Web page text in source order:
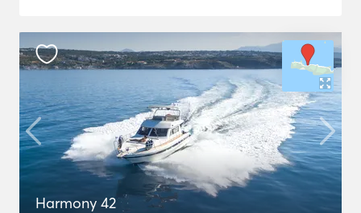
Harmony 42